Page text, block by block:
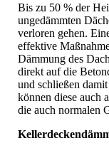
Bis zu 50 % der
ungedämmten
verloren gehen.
effektive
Dämmung des
direkt auf die
und schließen
können diese auch
die auch normalen